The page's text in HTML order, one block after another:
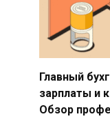
Главный
зарплаты и
Обзор